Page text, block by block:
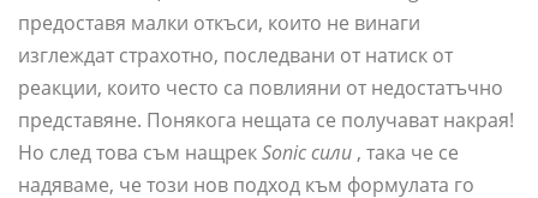
предоставя малки откъси, които не винаги
изглеждат страхотно, последвани от натиск от
реакции, които често са повлияни от недостатъчно
представяне. Понякога нещата се получават накрая!
Но след това съм нащрекSonic сили , така че се
надяваме, че този нов подход към формулата го